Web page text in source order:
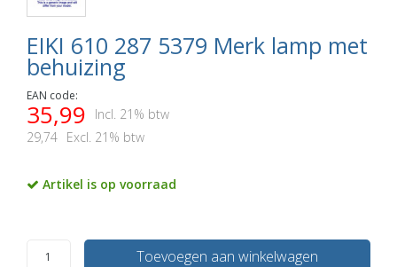
EIKI 610 287 5379 Merk lamp met
behuizing
EAN code:
35,99
Incl. 21% btw
29,74 Excl. 21% btw
Artikel is op voorraad
Toevoegen aan winkelwagen